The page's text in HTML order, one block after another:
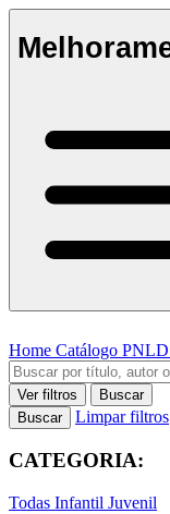
Home Catálogo PNLD
Ver filtros
Buscar
Buscar
Limpar filtros
CATEGORIA:
Todas Infantil Juvenil